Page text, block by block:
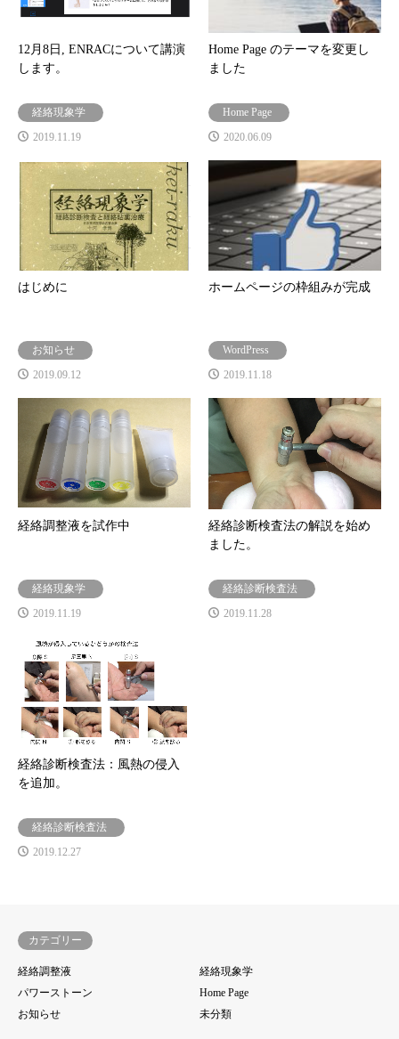
12月8日, ENRACについて講演
します。
経絡現象学
2019.11.19
Home Page のテーマを変更し
ました
Home Page
2020.06.09
はじめに
お知らせ
2019.09.12
ホームページの枠組みが完成
WordPress
2019.11.18
経絡調整液を試作中
経絡現象学
2019.11.19
経絡診断検査法の解説を始め
ました。
経絡診断検査法
2019.11.28
経絡診断検査法：風熱の侵入
を追加。
経絡診断検査法
2019.12.27
カテゴリー
経絡調整液
経絡現象学
パワーストーン
Home Page
お知らせ
未分類